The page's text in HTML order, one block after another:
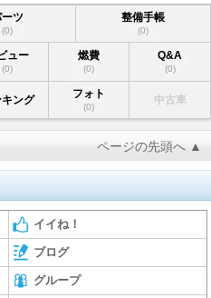
ーツ
(0)
整備手帳
(0)
ュー
(0)
燃費
(0)
Q&A
(0)
キング フォト
(0)
中古車
ページの先頭へ ▲
イイね！
ブログ
グループ